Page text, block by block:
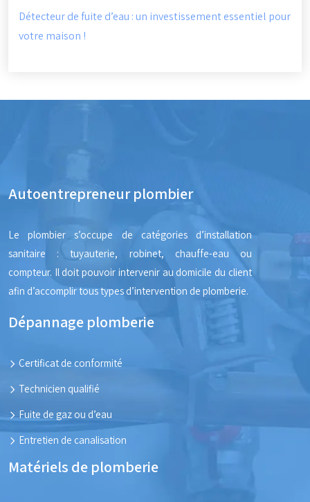
Détecteur de fuite d’eau : un investissement essentiel pour
votre maison !
Autoentrepreneur plombier
Le plombier s’occupe de catégories d’installation
sanitaire : tuyauterie, robinet, chauffe-eau ou
compteur. Il doit pouvoir intervenir au domicile du client
afin d’accomplir tous types d’intervention de plomberie.
Dépannage plomberie
Certificat de conformité
Technicien qualifié
Fuite de gaz ou d’eau
Entretien de canalisation
Matériels de plomberie